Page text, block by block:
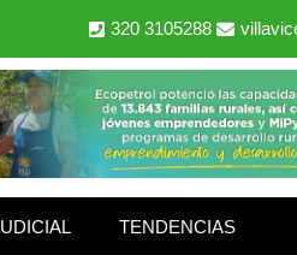
320 3105288
TENDENCIAS